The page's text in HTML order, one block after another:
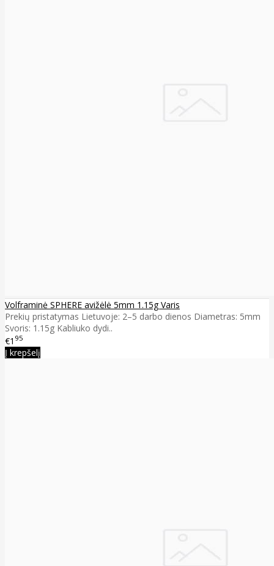
Volframinė SPHERE avižėlė 5mm 1.15g Varis
Prekių pristatymas Lietuvoje: 2–5 darbo dienos Diametras: 5mm
Svoris: 1.15g Kabliuko dydi..
€1 95
Į krepšelį